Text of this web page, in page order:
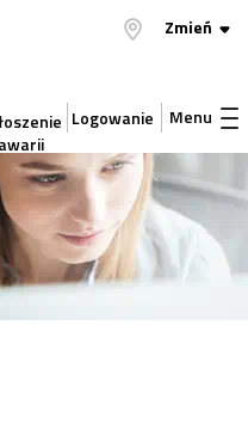
Zmień
awarii
Logowanie Menu